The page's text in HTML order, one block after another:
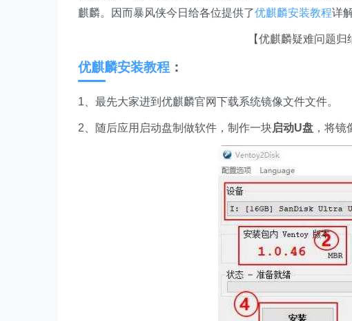
麒麟。因而暴风侠今日给各位提供了优麒麟安装教程详
【优麒麟疑难问题归
优麒麟安装教程 ：
1、最先大家进到优麒麟官网下载系统镜像文件文件。
2、随后应用启动盘制做软件，制作一块启动U盘 ，将镜